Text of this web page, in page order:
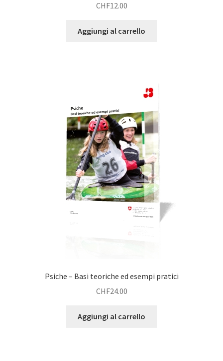
CHF12.00
Aggiungi al carrello
Psiche – Basi teoriche ed esempi pratici
CHF24.00
Aggiungi al carrello